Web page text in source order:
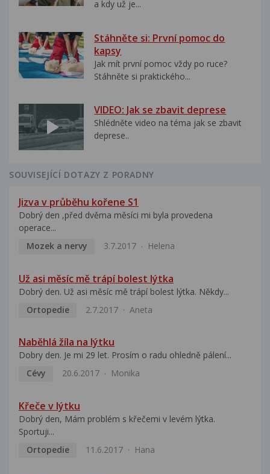
a kdy už je...
Stáhněte si: První pomoc do
kapsy
Jak mít první pomoc vždy po ruce?
Stáhněte si praktického...
VIDEO: Jak se zbavit deprese
Shlédněte video na téma jak se zbavit
deprese..
SOUVISEJÍCÍ DOTAZY Z PORADNY
Jizva v průběhu kořene S1
Dobrý den ,před dvěma měsíci mi byla provedena
operace...
Mozek a nervy
3.7.2017 Helena
Už asi měsíc mě trápí bolest lýtka
Dobrý den. Už asi měsíc mě trápí bolest lýtka. Někdy...
Ortopedie
2.7.2017 Aneta
Naběhlá žíla na lýtku
Dobry den. Je mi 29 let. Prosím o radu ohledně pálení...
Cévy
20.6.2017 Monika
Křeče v lýtku
Dobrý den, Mám problém s křečemi v levém lýtka.
Sportuji...
Ortopedie
11.6.2017 Hana